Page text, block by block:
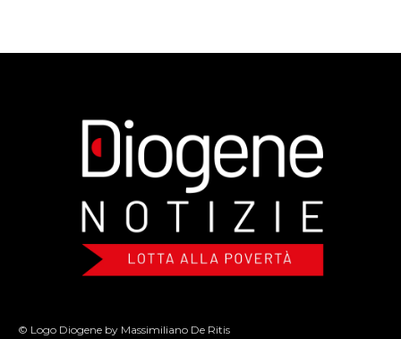
© Logo Diogene by Massimiliano De Ritis